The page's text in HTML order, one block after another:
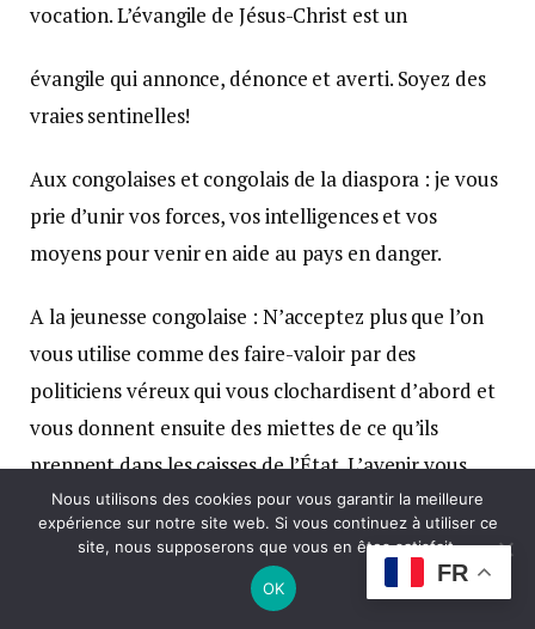
vocation. L’évangile de Jésus-Christ est un
évangile qui annonce, dénonce et averti. Soyez des
vraies sentinelles!
Aux congolaises et congolais de la diaspora : je vous
prie d’unir vos forces, vos intelligences et vos
moyens pour venir en aide au pays en danger.
A la jeunesse congolaise : N’acceptez plus que l’on
vous utilise comme des faire-valoir par des
politiciens véreux qui vous clochardisent d’abord et
vous donnent ensuite des miettes de ce qu’ils
prennent dans les caisses de l’État. L’avenir vous
appartient et l’Etat a la responsabilité de créer pour
vous un environnement qui permet à chacun de
vous de vivre décemment et de rêver d’une vie
meilleure pour vous et d’un devenir radieux pour le
FR
Nous utilisons des cookies pour vous garantir la meilleure
expérience sur notre site web. Si vous continuez à utiliser ce
site, nous supposerons que vous en êtes satisfait.
OK